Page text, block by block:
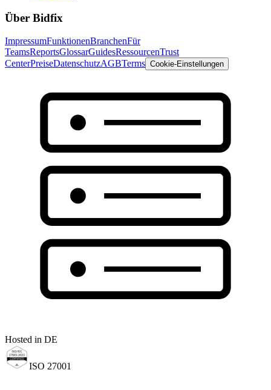
Über Bidfix
ImpressumFunktionenBranchenFür
TeamsReportsGlossarGuidesRessourcenTrust
CenterPreiseDatenschutzAGBTerms Cookie-Einstellungen
Hosted in DE
ISO 27001